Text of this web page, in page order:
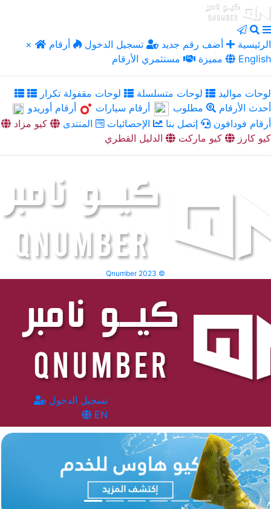
× الرئيسية أضف رقم جديد تسجيل الدخول
أرقام
مميزة
مستثمري الأرقام English
لوحات مواليد لوحات متسلسلة
لوحات مقفولة تكرار
أحدث الأرقام
مطلوب أرقام سيارات
أرقام أوريدو
أرقام فودافون
إتصل بنا الإحصائيات المنتدى
كيو مزاد
كيو كارز
كيو ماركت الدليل القطري
Qnumber 2023 ©
تسجيل الدخول
EN